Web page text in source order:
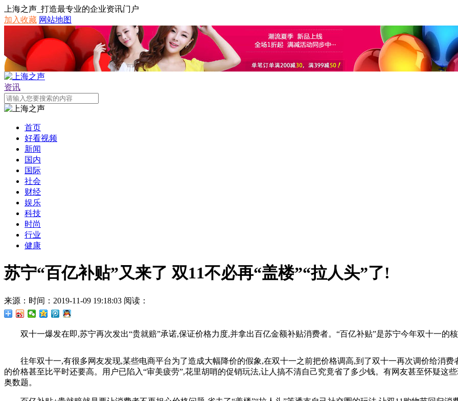
上海之声_打造最专业的企业资讯门户
加入收藏 网站地图
资讯
首页
好看视频
新闻
国内
国际
社会
财经
娱乐
科技
时尚
行业
健康
苏宁“百亿补贴”又来了 双11不必再“盖楼”“拉人头”了!
来源： 时间：2019-11-09 19:18:03 阅读：
双十一爆发在即,苏宁再次发出“贵就赔”承诺,保证价格力度,并拿出百亿金额补贴消费者。“百亿补贴”是苏宁今年双十一的
往年双十一,有很多网友发现,某些电商平台为了造成大幅降价的假象,在双十一之前把价格调高,到了双十一再次调价给消
的价格甚至比平时还要高。用户已陷入“审美疲劳”,花里胡哨的促销玩法,让人搞不清自己究竟省了多少钱。有网友甚至怀疑这
奥数题。